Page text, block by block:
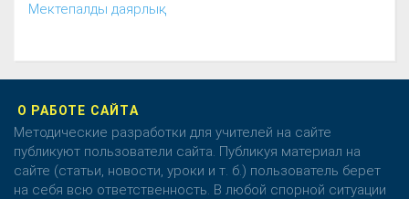
Мектепалды даярлық
О РАБОТЕ САЙТА
Методические разработки для учителей на сайте
публикуют пользователи сайта. Публикуя материал на
сайте (статьи, новости, уроки и т. б.) пользователь берет
на себя всю ответственность. В любой спорной ситуации